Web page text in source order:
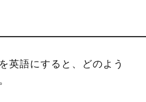
英語にすると、どのよう